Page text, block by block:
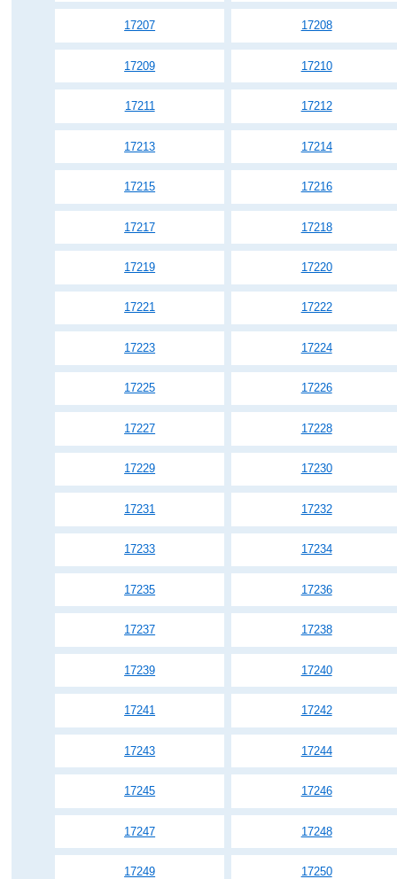
17207 17208
17209 17210
17211 17212
17213 17214
17215 17216
17217 17218
17219 17220
17221 17222
17223 17224
17225 17226
17227 17228
17229 17230
17231 17232
17233 17234
17235 17236
17237 17238
17239 17240
17241 17242
17243 17244
17245 17246
17247 17248
17249 17250